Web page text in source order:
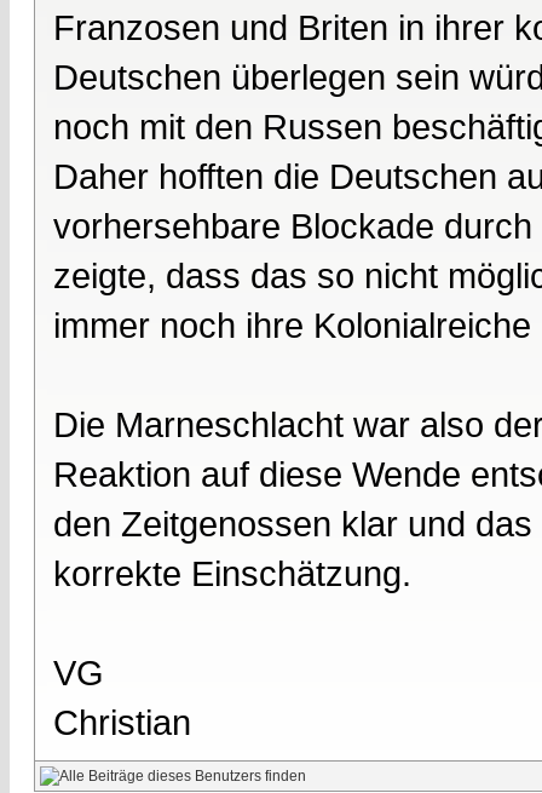
Franzosen und Briten in ihrer
Deutschen überlegen sein
noch mit den Russen
Daher hofften die Deutschen
vorhersehbare Blockade
zeigte, dass das so nicht
immer noch ihre
Die Marneschlacht war also
Reaktion auf diese Wende
den Zeitgenossen klar und
korrekte Einschätzung.
VG
Christian